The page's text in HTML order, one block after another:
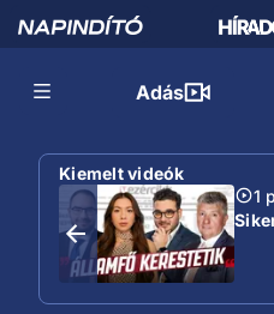
Adás
Kiemelt videók
1